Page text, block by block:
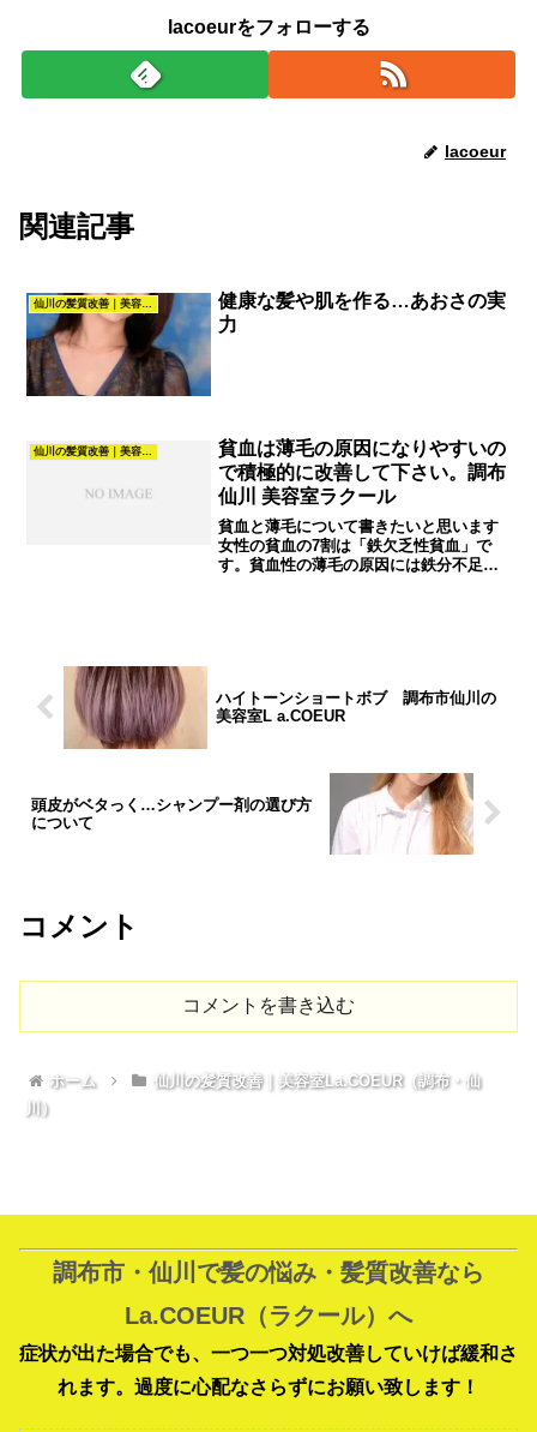
lacoeurをフォローする
lacoeur
関連記事
健康な髪や肌を作る…あおさの実
力
仙川の髪質改善｜美容室La.COEUR（調布・仙川）
貧血は薄毛の原因になりやすいの
で積極的に改善して下さい。調布
仙川 美容室ラクール
貧血と薄毛について書きたいと思います
女性の貧血の7割は「鉄欠乏性貧血」で
す。貧血性の薄毛の原因には鉄分不足で
ハイトーンショートボブ 調布市仙川の
美容室L a.COEUR
頭皮がベタっく…シャンプー剤の選び方
について
コメント
コメントを書き込む
ホーム
仙川の髪質改善｜美容室La.COEUR（調布・仙
川）
調布市・仙川で髪の悩み・髪質改善なら
La.COEUR（ラクール）へ
症状が出た場合でも、一つ一つ対処改善していけば緩和さ
れます。過度に心配なさらずにお願い致します！